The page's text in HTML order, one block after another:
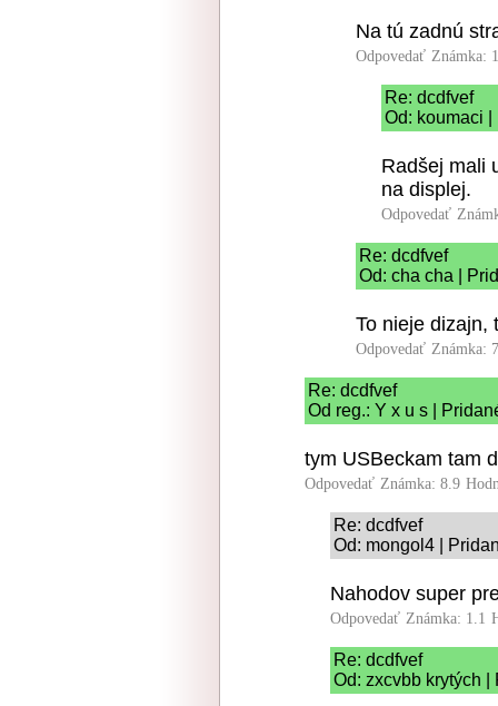
Na tú zadnú
Odpovedať Známka:
Re: dcdfvef
Od: koumaci
Radšej mali
na displej.
Odpovedať
Re: dcdfvef
Od: cha cha |
To nieje dizajn,
Odpovedať Známka:
Re: dcdfvef
Od reg.: Y x u s |
tym USBeckam tam
Odpovedať Známka: 8.9
Re: dcdfvef
Od: mongol4 |
Nahodov super
Odpovedať Známka: 1.1
Re: dcdfvef
Od: zxcvbb krytých